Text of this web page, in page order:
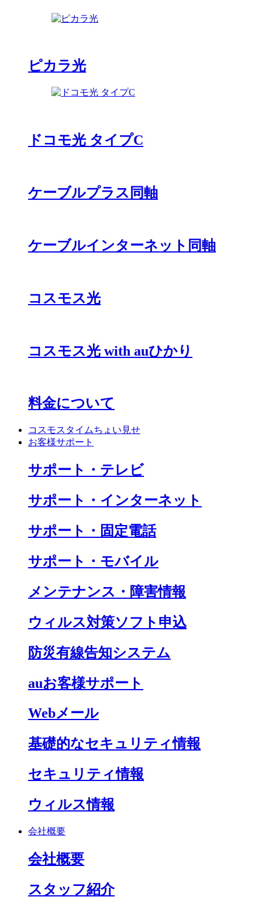
ピカラ光
ドコモ光 タイプC
ケーブルプラス同軸
ケーブルインターネット同軸
コスモス光
コスモス光 with auひかり
料金について
コスモスタイムちょい見せ
お客様サポート
サポート・テレビ
サポート・インターネット
サポート・固定電話
サポート・モバイル
メンテナンス・障害情報
ウィルス対策ソフト申込
防災有線告知システム
auお客様サポート
Webメール
基礎的なセキュリティ情報
セキュリティ情報
ウィルス情報
会社概要
会社概要
スタッフ紹介